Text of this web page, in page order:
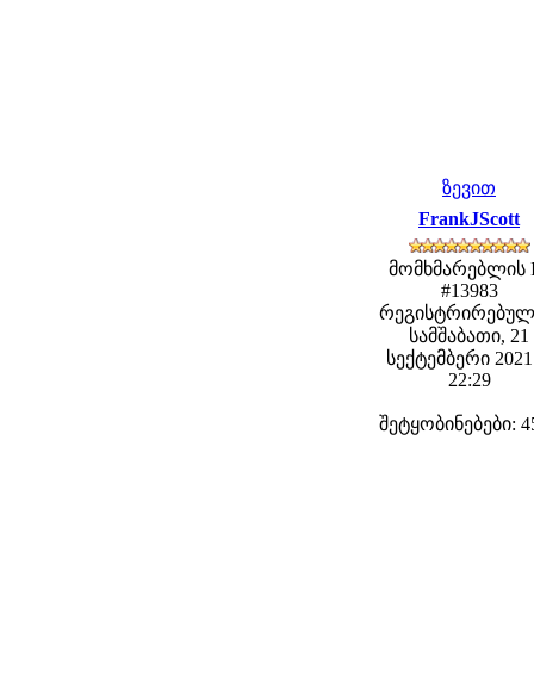
ზევით
FrankJScott
მომხმარებლის
#13983
სამშაბათი, 21
სექტემბერი
22:29
შეტყობინებები: